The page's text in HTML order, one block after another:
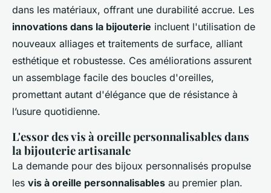
dans les matériaux, offrant une durabilité accrue. Les
innovations dans la bijouterie incluent l'utilisation de
nouveaux alliages et traitements de surface, alliant
esthétique et robustesse. Ces améliorations assurent
un assemblage facile des boucles d'oreilles,
promettant autant d'élégance que de résistance à
l’usure quotidienne.
L'essor des vis à oreille personnalisables dans
la bijouterie artisanale
La demande pour des bijoux personnalisés propulse
les vis à oreille personnalisables au premier plan.